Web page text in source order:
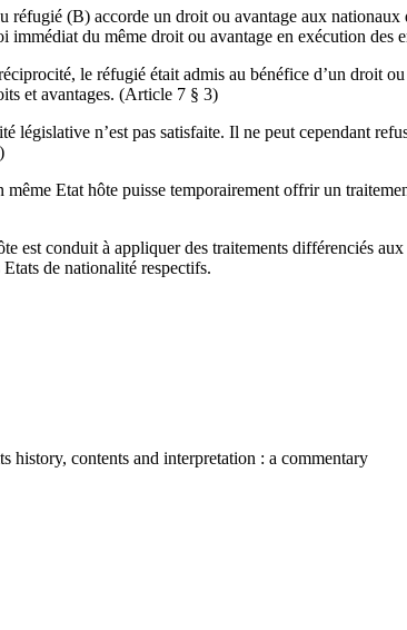
(B) accorde un droit ou avantage aux
du même droit ou avantage en exécution des
le réfugié était admis au bénéfice d’un droit
et avantages. (Article 7 § 3)
n’est pas satisfaite. Il ne peut cependant
Etat hôte puisse temporairement offrir un
est conduit à appliquer des traitements différenciés
de nationalité respectifs.
history, contents and interpretation : a commentary